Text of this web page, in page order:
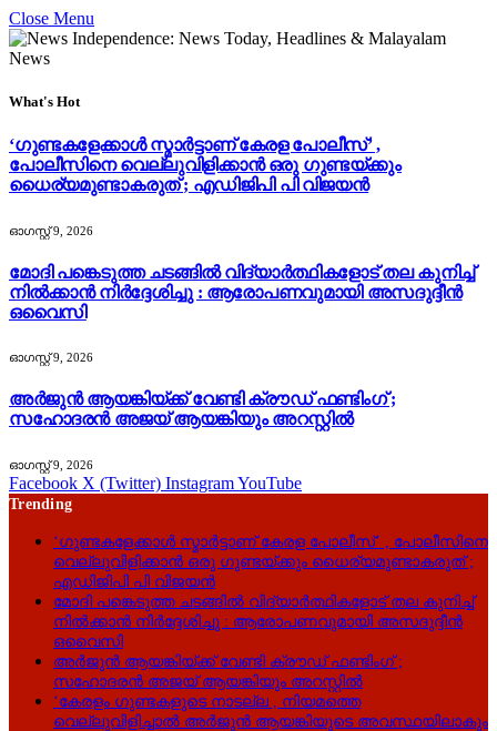
Close Menu
What's Hot
‘ഗുണ്ടകളേക്കാള്‍ സ്മാര്‍ട്ടാണ് കേരള പോലീസ്’ ,
പോലീസിനെ വെല്ലുവിളിക്കാൻ ഒരു ഗുണ്ടയ്ക്കും
ധൈര്യമുണ്ടാകരുത് ; എഡിജിപി പി വിജയന്‍
ഓഗസ്റ്റ്‌ 9, 2026
മോദി പങ്കെടുത്ത ചടങ്ങിൽ വിദ്യാർത്ഥികളോട് തല കുനിച്ച്
നിൽക്കാൻ നിർദ്ദേശിച്ചു : ആരോപണവുമായി അസദുദ്ദീൻ
ഒവൈസി
ഓഗസ്റ്റ്‌ 9, 2026
അർജുൻ ആയങ്കിയ്ക്ക് വേണ്ടി ക്രൗഡ് ഫണ്ടിംഗ് ;
സഹോദരൻ അജയ് ആയങ്കിയും അറസ്റ്റിൽ
ഓഗസ്റ്റ്‌ 9, 2026
Facebook X (Twitter) InstagramYouTube
Trending
‘ഗുണ്ടകളേക്കാള്‍ സ്മാര്‍ട്ടാണ് കേരള പോലീസ്’ , പോലീസിനെ
വെല്ലുവിളിക്കാൻ ഒരു ഗുണ്ടയ്ക്കും ധൈര്യമുണ്ടാകരുത് ;
എഡിജിപി പി വിജയന്‍
മോദി പങ്കെടുത്ത ചടങ്ങിൽ വിദ്യാർത്ഥികളോട് തല കുനിച്ച്
നിൽക്കാൻ നിർദ്ദേശിച്ചു : ആരോപണവുമായി അസദുദ്ദീൻ
ഒവൈസി
അർജുൻ ആയങ്കിയ്ക്ക് വേണ്ടി ക്രൗഡ് ഫണ്ടിംഗ് ;
സഹോദരൻ അജയ് ആയങ്കിയും അറസ്റ്റിൽ
‘കേരളം ഗുണ്ടകളുടെ നാടല്ല , നിയമത്തെ
വെല്ലുവിളിച്ചാൽ അർജുൻ ആയങ്കിയുടെ അവസ്ഥയിലാകും